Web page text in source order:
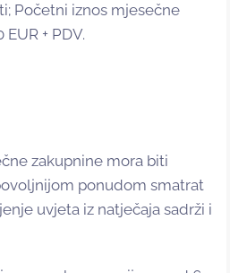
Početni iznos mjesečne
+ PDV.
zakupnine mora biti
ponudom smatrat
uvjeta iz natječaja sadrži i